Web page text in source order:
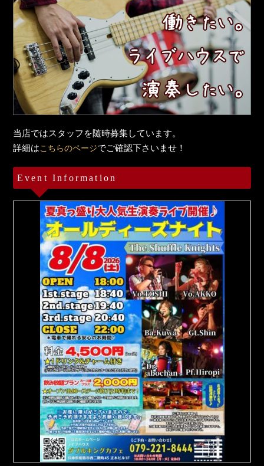
当店ではスタッフを随時募集しています。
詳細はこちらのページでご確認下さいませ！
Event Information